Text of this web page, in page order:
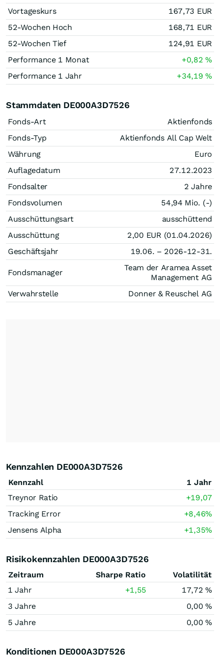
Vortageskurs 167,73 EUR
52-Wochen Hoch
168,71 EUR
52-Wochen Tief
124,91 EUR
Performance 1 Monat
+0,82%
Performance 1 Jahr
+34,19%
Stammdaten DE000A3D7526
Fonds-Art
Aktienfonds
Fonds-Typ
Aktienfonds All Cap Welt
Währung
Euro
Auflagedatum
27.12.2023
Fondsalter
2 Jahre
Fondsvolumen
54,94 Mio. (-)
Ausschüttungsart
ausschüttend
Ausschüttung
2,00 EUR (01.04.2026)
Geschäftsjahr
19.06. – 2026-12-31.
Fondsmanager
Team der Aramea Asset
Management AG
Verwahrstelle
Donner & Reuschel AG
Kennzahlen DE000A3D7526
Kennzahl
1 Jahr
Treynor Ratio
+19,07
Tracking Error
+8,46%
Jensens Alpha
+1,35%
Risikokennzahlen DE000A3D7526
Zeitraum Sharpe Ratio
Volatilität
1 Jahr
+1,55
17,72 %
3 Jahre
0,00 %
5 Jahre
0,00 %
Konditionen DE000A3D7526